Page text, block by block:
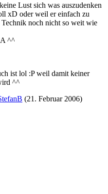
Lust sich was auszudenken
xD oder weil er einfach zu
noch nicht so weit wie
^^
ist lol :P weil damit keiner
^^
(21. Februar 2006)